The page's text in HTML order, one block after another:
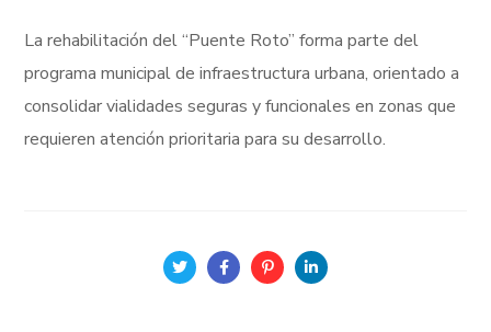
La rehabilitación del “Puente Roto” forma parte del
programa municipal de infraestructura urbana, orientado a
consolidar vialidades seguras y funcionales en zonas que
requieren atención prioritaria para su desarrollo.